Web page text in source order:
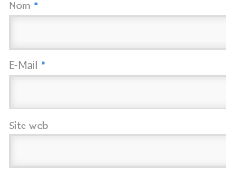
Nom *
E-Mail *
Site web